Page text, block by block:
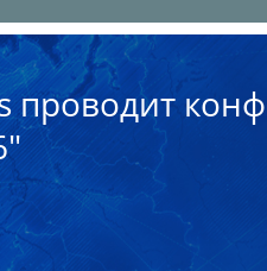
проводит